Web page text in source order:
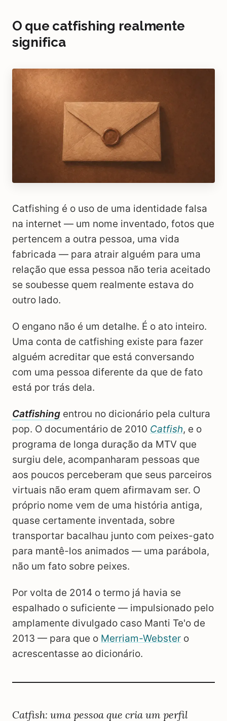
O que catfishing realmente
significa
Catfishing é o uso de uma identidade falsa
na internet — um nome inventado, fotos que
pertencem a outra pessoa, uma vida
fabricada — para atrair alguém para uma
relação que essa pessoa não teria aceitado
se soubesse quem realmente estava do
outro lado.
O engano não é um detalhe. É o ato inteiro.
Uma conta de catfishing existe para fazer
alguém acreditar que está conversando
com uma pessoa diferente da que de fato
está por trás dela.
Catfishing entrou no dicionário pela cultura
pop. O documentário de 2010 Catfish, e o
programa de longa duração da MTV que
surgiu dele, acompanharam pessoas que
aos poucos perceberam que seus parceiros
virtuais não eram quem afirmavam ser. O
próprio nome vem de uma história antiga,
quase certamente inventada, sobre
transportar bacalhau junto com peixes-gato
para mantê-los animados — uma parábola,
não um fato sobre peixes.
Por volta de 2014 o termo já havia se
espalhado o suficiente — impulsionado pelo
amplamente divulgado caso Manti Te'o de
2013 — para que o Merriam-Webster o
acrescentasse ao dicionário.
Catfish: uma pessoa que cria um perfil